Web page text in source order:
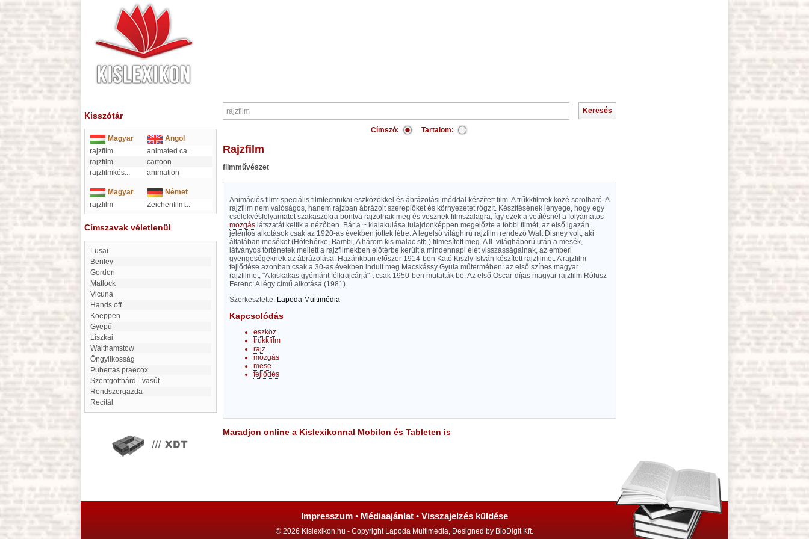
Kisszótár
Magyar
Angol
rajzfilm
animated ca...
rajzfilm
cartoon
rajzfilmkés... animation
Magyar
Német
rajzfilm
Zeichenfilm...
Címszavak véletlenül
Lusai
Benfey
Gordon
Matlock
Vicuna
Hands off
Koeppen
Gyepű
Liszkai
Walthamstow
Öngyilkosság
Pubertas praecox
Szentgotthárd - vasút
Rendszergazda
Recitál
Címszó: Tartalom:
rajzfilm
filmművészet
Animációs film: speciális filmtechnikai eszközökkel és ábrázolási móddal készített film. A trűkkfilmek közé sorolható. A
rajzfilm nem valóságos, hanem rajzban ábrázolt szereplőket és környezetet rögzít. Készítésének lényege, hogy egy
cselekvésfolyamatot szakaszokra bontva rajzolnak meg és vesznek filmszalagra, így ezek a vetítésnél a folyamatos
mozgás látszatát keltik a nézőben. Bár a ~ kialakulása tulajdonképpen megelőzte a többi filmét, az első igazán
jelentős alkotások csak az 1920-as években jöttek létre. A legelső világhírű rajzfilm rendező Walt Disney volt, aki
általában meséket (Hófehérke, Bambi, A három kis malac stb.) filmesített meg. A II. világháború után a mesék,
látványos történetek mellett a rajzfilmekben előtérbe került a mindennapi élet visszásságainak, az emberi
gyengeségeknek az ábrázolása. Hazánkban először 1914-ben Kató Kiszly István készített rajzfilmet. A rajzfilm
fejlődése azonban csak a 30-as években indult meg Macskássy Gyula műtermében: az első színes magyar
rajzfilmet, "A kiskakas gyémánt félkrajcárjá"-t csak 1950-ben mutatták be. Az első Oscar-díjas magyar rajzfilm Rófusz
Ferenc: A légy című alkotása (1981).
Szerkesztette: Lapoda Multimédia
Kapcsolódás
eszköz
trükkfilm
rajz
mozgás
mese
fejlődés
Maradjon online a Kislexikonnal Mobilon és Tableten is
Impresszum • Médiaajánlat • Visszajelzés küldése
© 2026 Kislexikon.hu - Copyright Lapoda Multimédia, Designed by BioDigit Kft.